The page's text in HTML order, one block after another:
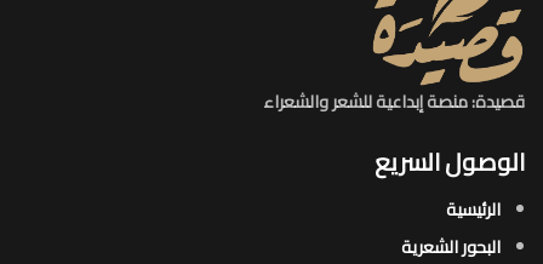
قصيدة: منصة إبداعية للشعر والشعراء
الوصول السريع
الرئيسية
البحور الشعرية​